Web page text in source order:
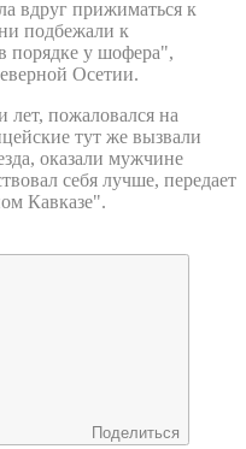
вдруг прижиматься к
подбежали к
порядке у шофера",
Осетии.
лет, пожаловался на
тут же вызвали
оказали мужчине
себя лучше, передает
Кавказе".
Поделиться